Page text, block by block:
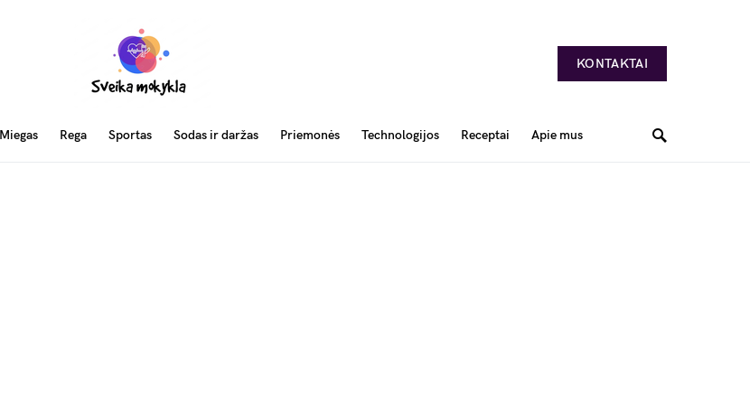
KONTAKTAI
Miegas Rega Sportas Sodas ir daržas Priemonės Technologijos Receptai Apie mus